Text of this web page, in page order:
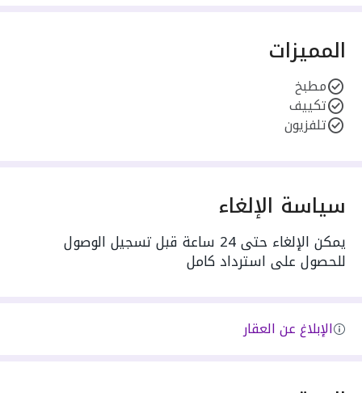
المميزات
مطبخ
تكييف
تلفزيون
سياسة الإلغاء
يمكن الإلغاء حتى 24 ساعة قبل تسجيل الوصول
للحصول على استرداد كامل
الإبلاغ عن العقار